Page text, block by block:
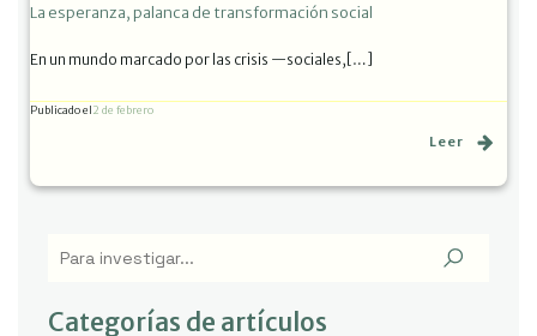
La esperanza, palanca de transformación social
En un mundo marcado por las crisis —sociales,[…]
Publicado el2 de febrero
Leer
Categorías de artículos